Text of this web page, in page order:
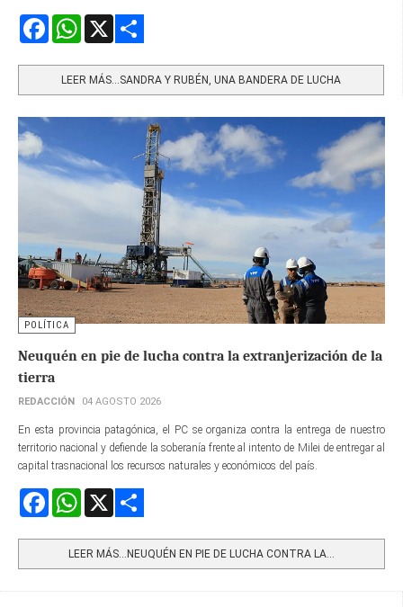
FacebookWhatsApp
LEER MÁS…SANDRA Y RUBÉN, UNA BANDERA DE LUCHA
POLÍTICA
Neuquén en pie de lucha contra la extranjerización de la
tierra
REDACCIÓN 04 AGOSTO 2026
En esta provincia patagónica, el PC se organiza contra la entrega de nuestro
territorio nacional y defiende la soberanía frente al intento de Milei de entregar al
capital trasnacional los recursos naturales y económicos del país.
FacebookWhatsApp
LEER MÁS…NEUQUÉN EN PIE DE LUCHA CONTRA LA...